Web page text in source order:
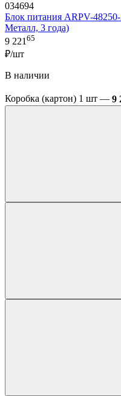
034694
Блок питания ARPV-
Металл, 3 года)
9 22165
₽/шт
В наличии
Коробка (картон) 1 шт — 9